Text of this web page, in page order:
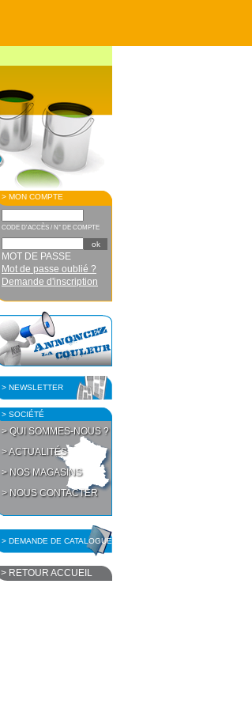
> MON COMPTE
CODE D'ACCÈS / N° DE COMPTE
MOT DE PASSE
Mot de passe oublié ?
Demande d'inscription
> NEWSLETTER
> SOCIÉTÉ
> QUI SOMMES-NOUS ?
> ACTUALITÉS
> NOS MAGASINS
> NOUS CONTACTER
> DEMANDE DE CATALOGUE
> RETOUR ACCUEIL